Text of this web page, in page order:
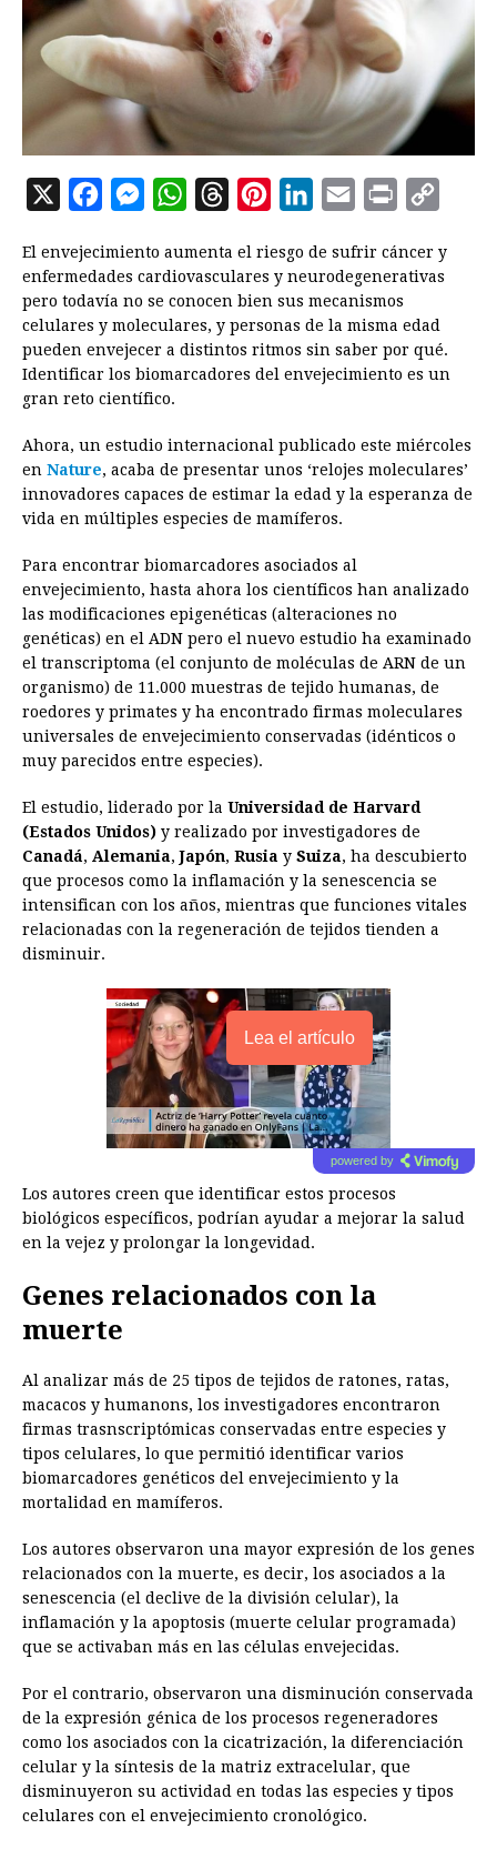
X
c
e
b
o
o
M
s
s
e
n
g
W
a
t
s
A
r
e
a
d
n
t
e
r
n
k
e
d
a
i
l
i
n
t
p
L
i
El envejecimiento aumenta el riesgo de sufrir cáncer y
enfermedades cardiovasculares y neurodegenerativas
pero todavía no se conocen bien sus mecanismos
celulares y moleculares, y personas de la misma edad
pueden envejecer a distintos ritmos sin saber por qué.
Identificar los biomarcadores del envejecimiento es un
gran reto científico.
Ahora, un estudio internacional publicado este miércoles
en Nature, acaba de presentar unos ‘relojes moleculares’
innovadores capaces de estimar la edad y la esperanza de
vida en múltiples especies de mamíferos.
Para encontrar biomarcadores asociados al
envejecimiento, hasta ahora los científicos han analizado
las modificaciones epigenéticas (alteraciones no
genéticas) en el ADN pero el nuevo estudio ha examinado
el transcriptoma (el conjunto de moléculas de ARN de un
organismo) de 11.000 muestras de tejido humanas, de
roedores y primates y ha encontrado firmas moleculares
universales de envejecimiento conservadas (idénticos o
muy parecidos entre especies).
El estudio, liderado por la Universidad de Harvard
(Estados Unidos) y realizado por investigadores de
Canadá, Alemania,Japón, Rusia y Suiza, ha descubierto
que procesos como la inflamación y la senescencia se
intensifican con los años, mientras que funciones vitales
relacionadas con la regeneración de tejidos tienden a
disminuir.
Lea el artículo
powered by
Los autores creen que identificar estos procesos
biológicos específicos, podrían ayudar a mejorar la salud
en la vejez y prolongar la longevidad.
Genes relacionados con la
muerte
Al analizar más de 25 tipos de tejidos de ratones, ratas,
macacos y humanons, los investigadores encontraron
firmas trasnscriptómicas conservadas entre especies y
tipos celulares, lo que permitió identificar varios
biomarcadores genéticos del envejecimiento y la
mortalidad en mamíferos.
Los autores observaron una mayor expresión de los genes
relacionados con la muerte, es decir, los asociados a la
senescencia (el declive de la división celular), la
inflamación y la apoptosis (muerte celular programada)
que se activaban más en las células envejecidas.
Por el contrario, observaron una disminución conservada
de la expresión génica de los procesos regeneradores
como los asociados con la cicatrización, la diferenciación
celular y la síntesis de la matriz extracelular, que
disminuyeron su actividad en todas las especies y tipos
celulares con el envejecimiento cronológico.